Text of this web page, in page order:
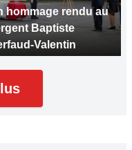
hommage rendu au
Baptiste
Valentin